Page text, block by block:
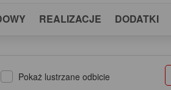
REALIZACJE DODATKI
Pokaż lustrzane odbicie